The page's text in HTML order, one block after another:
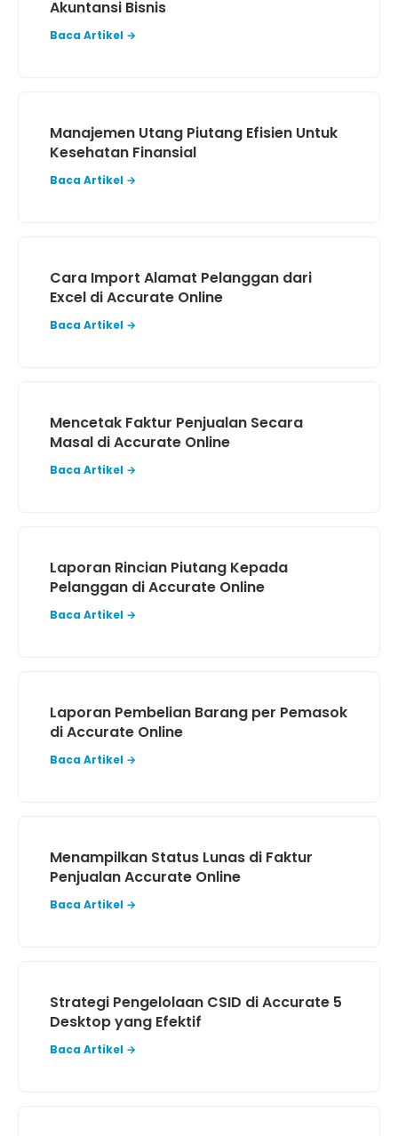
Akuntansi Bisnis
Baca Artikel →
Manajemen Utang Piutang Efisien Untuk
Kesehatan Finansial
Baca Artikel →
Cara Import Alamat Pelanggan dari
Excel di Accurate Online
Baca Artikel →
Mencetak Faktur Penjualan Secara
Masal di Accurate Online
Baca Artikel →
Laporan Rincian Piutang Kepada
Pelanggan di Accurate Online
Baca Artikel →
Laporan Pembelian Barang per Pemasok
di Accurate Online
Baca Artikel →
Menampilkan Status Lunas di Faktur
Penjualan Accurate Online
Baca Artikel →
Strategi Pengelolaan CSID di Accurate 5
Desktop yang Efektif
Baca Artikel →